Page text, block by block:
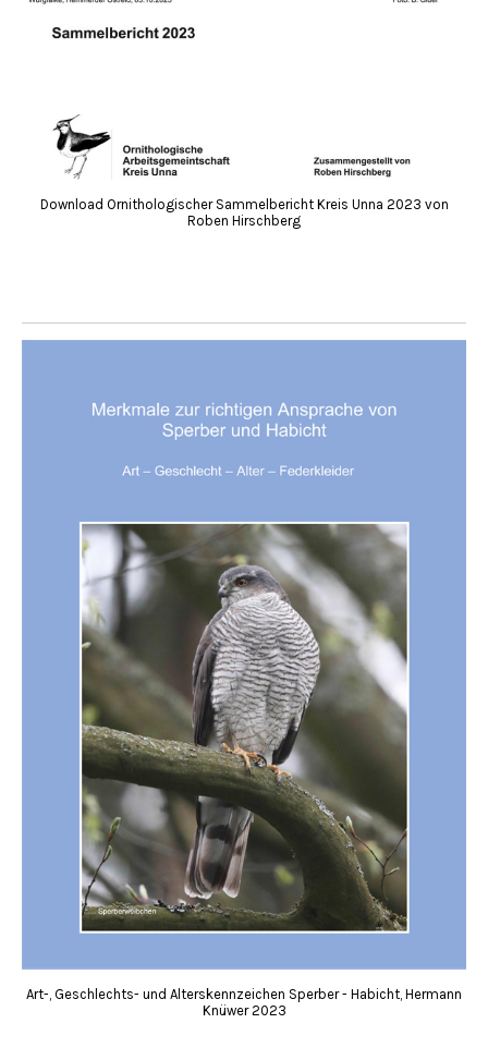
Download Ornithologischer Sammelbericht Kreis Unna 2023 von
Roben Hirschberg
Art-, Geschlechts- und Alterskennzeichen Sperber - Habicht, Hermann
Knüwer 2023